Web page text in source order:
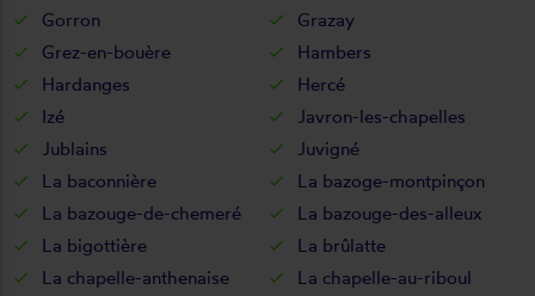
Gorron
Grazay
Grez-en-bouère
Hambers
Hardanges
Hercé
Izé
Javron-les-chapelles
Jublains
Juvigné
La baconnière
La bazoge-montpinçon
La bazouge-de-chemeré
La bazouge-des-alleux
La bigottière
La brûlatte
La chapelle-anthenaise
La chapelle-au-riboul